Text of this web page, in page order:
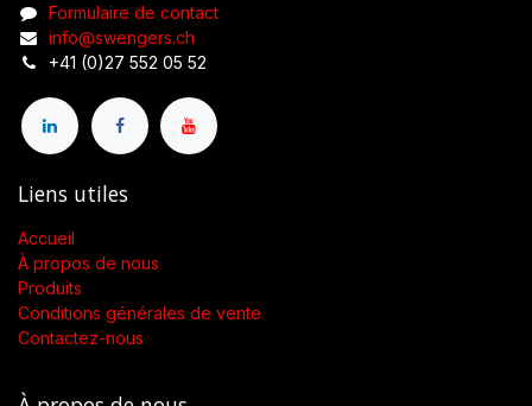
Formulaire de contact
info@swengers.ch
+41 (0)27 552 05 52
Liens utiles
Accueil
À propos de nous
Produits
Conditions générales de vente
Contactez-nous